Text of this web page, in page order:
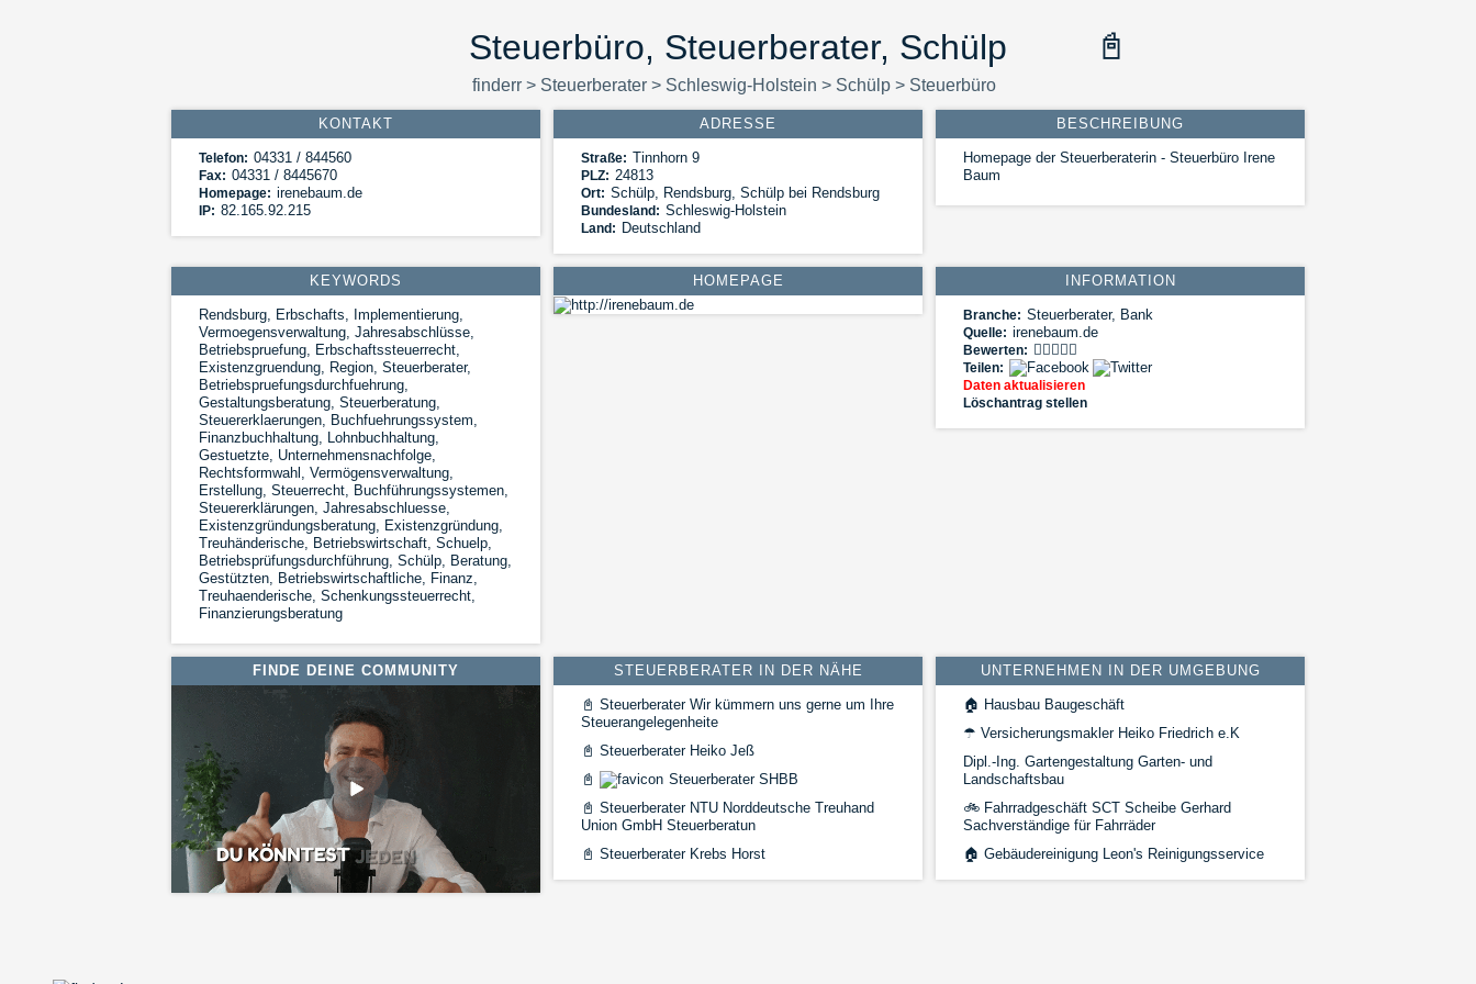
Steuerbüro, Steuerberater, Schülp 📓
finderr > Steuerberater > Schleswig-Holstein > Schülp > Steuerbüro
KONTAKT
Telefon: 04331 / 844560
Fax: 04331 / 8445670
Homepage: irenebaum.de
IP: 82.165.92.215
ADRESSE
Straße: Tinnhorn 9
PLZ: 24813
Ort: Schülp, Rendsburg, Schülp bei Rendsburg
Bundesland: Schleswig-Holstein
Land: Deutschland
BESCHREIBUNG
Homepage der Steuerberaterin - Steuerbüro Irene
Baum
KEYWORDS
Rendsburg, Erbschafts, Implementierung,
Vermoegensverwaltung, Jahresabschlüsse,
Betriebspruefung, Erbschaftssteuerrecht,
Existenzgruendung, Region, Steuerberater,
Betriebspruefungsdurchfuehrung,
Gestaltungsberatung, Steuerberatung,
Steuererklaerungen, Buchfuehrungssystem,
Finanzbuchhaltung, Lohnbuchhaltung,
Gestuetzte, Unternehmensnachfolge,
Rechtsformwahl, Vermögensverwaltung,
Erstellung, Steuerrecht, Buchführungssystemen,
Steuererklärungen, Jahresabschluesse,
Existenzgründungsberatung, Existenzgründung,
Treuhänderische, Betriebswirtschaft, Schuelp,
Betriebsprüfungsdurchführung, Schülp, Beratung,
Gestützten, Betriebswirtschaftliche, Finanz,
Treuhaenderische, Schenkungssteuerrecht,
Finanzierungsberatung
HOMEPAGE INFORMATION
Branche: Steuerberater, Bank
Quelle: irenebaum.de
Bewerten:
Teilen:
Daten aktualisieren
Löschantrag stellen
FINDE DEINE COMMUNITY STEUERBERATER IN DER NÄHE
📓 Steuerberater Wir kümmern uns gerne um Ihre
Steuerangelegenheite
📓 Steuerberater Heiko Jeß
📓
Steuerberater SHBB
📓 Steuerberater NTU Norddeutsche Treuhand
Union GmbH Steuerberatun
📓 Steuerberater Krebs Horst
UNTERNEHMEN IN DER UMGEBUNG
🏠 Hausbau Baugeschäft
☂ Versicherungsmakler Heiko Friedrich e.K
Dipl.-Ing. Gartengestaltung Garten- und
Landschaftsbau
🚲 Fahrradgeschäft SCT Scheibe Gerhard
Sachverständige für Fahrräder
🏠 Gebäudereinigung Leon's Reinigungsservice